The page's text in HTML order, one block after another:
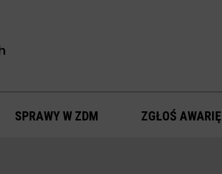
SPRAWY W ZDM ZGŁOŚ AWARIĘ